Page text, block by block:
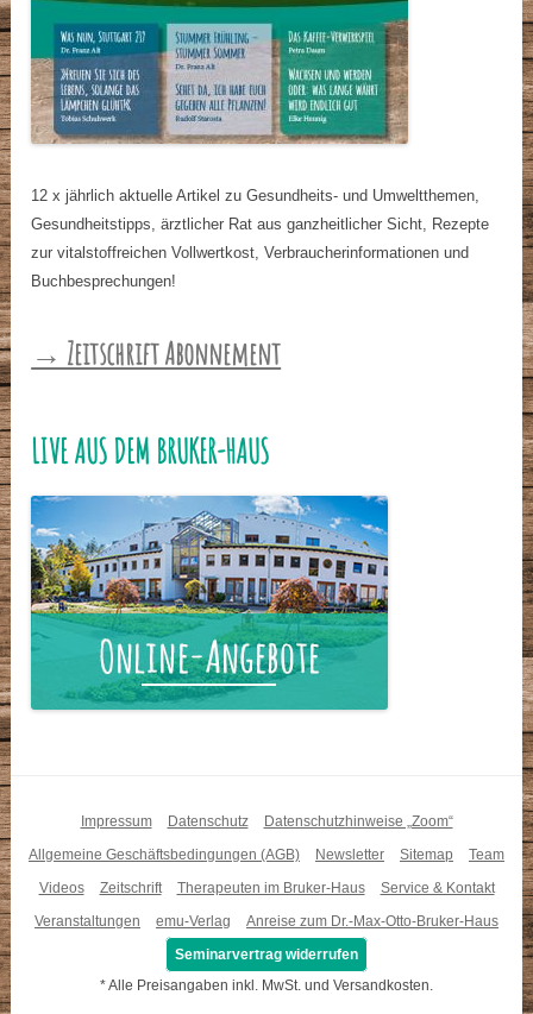
12 x jährlich aktuelle Artikel zu Gesundheits- und Umweltthemen,
Gesundheitstipps, ärztlicher Rat aus ganzheitlicher Sicht, Rezepte
zur vitalstoffreichen Vollwertkost, Verbraucherinformationen und
Buchbesprechungen!
→ Zeitschrift Abonnement
LIVE AUS DEM BRUKER-HAUS
Impressum Datenschutz
Datenschutzhinweise „Zoom“
Allgemeine Geschäftsbedingungen (AGB)
Newsletter Sitemap
Team
Videos
Zeitschrift Therapeuten im Bruker-Haus
Service & Kontakt
Veranstaltungen
emu-Verlag
Anreise zum Dr.-Max-Otto-Bruker-Haus
Seminarvertrag widerrufen
* Alle Preisangaben inkl. MwSt. und Versandkosten.